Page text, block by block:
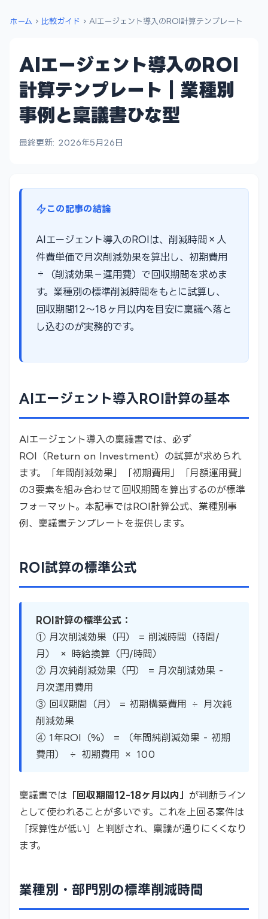
ホーム › 比較ガイド › AIエージェント導入のROI計算テンプレート
AIエージェント導入のROI
計算テンプレート｜業種別
事例と稟議書ひな型
最終更新: 2026年5月26日
この記事の結論
AIエージェント導入のROIは、削減時間×人
件費単価で月次削減効果を算出し、初期費用
÷（削減効果−運用費）で回収期間を求めま
す。業種別の標準削減時間をもとに試算し、
回収期間12〜18ヶ月以内を目安に稟議へ落と
し込むのが実務的です。
AIエージェント導入ROI計算の基本
AIエージェント導入の稟議書では、必ず
ROI（Return on Investment）の試算が求められ
ます。「年間削減効果」「初期費用」「月額運用費」
の3要素を組み合わせて回収期間を算出するのが標準
フォーマット。本記事ではROI計算公式、業種別事
例、稟議書テンプレートを提供します。
ROI試算の標準公式
ROI計算の標準公式：
① 月次削減効果（円） = 削減時間（時間/
月） × 時給換算（円/時間）
② 月次純削減効果（円） = 月次削減効果 -
月次運用費用
③ 回収期間（月） = 初期構築費用 ÷ 月次純
削減効果
④ 1年ROI（%） = （年間純削減効果 - 初期
費用） ÷ 初期費用 × 100
稟議書では 「回収期間12-18ヶ月以内」 が判断ライン
として使われることが多いです。これを上回る案件は
「採算性が低い」と判断され、稟議が通りにくくなり
ます。
業種別・部門別の標準削減時間